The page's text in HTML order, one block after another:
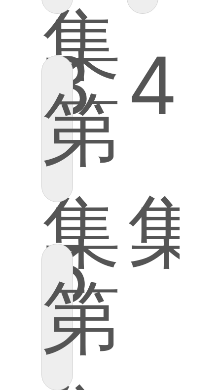
集
3
集
4
集
第
5
第